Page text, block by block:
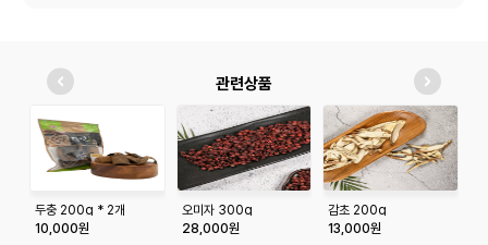
관련상품
두충 200g * 2개
10,000원
오미자 300g
28,000원
감초 200g
13,000원